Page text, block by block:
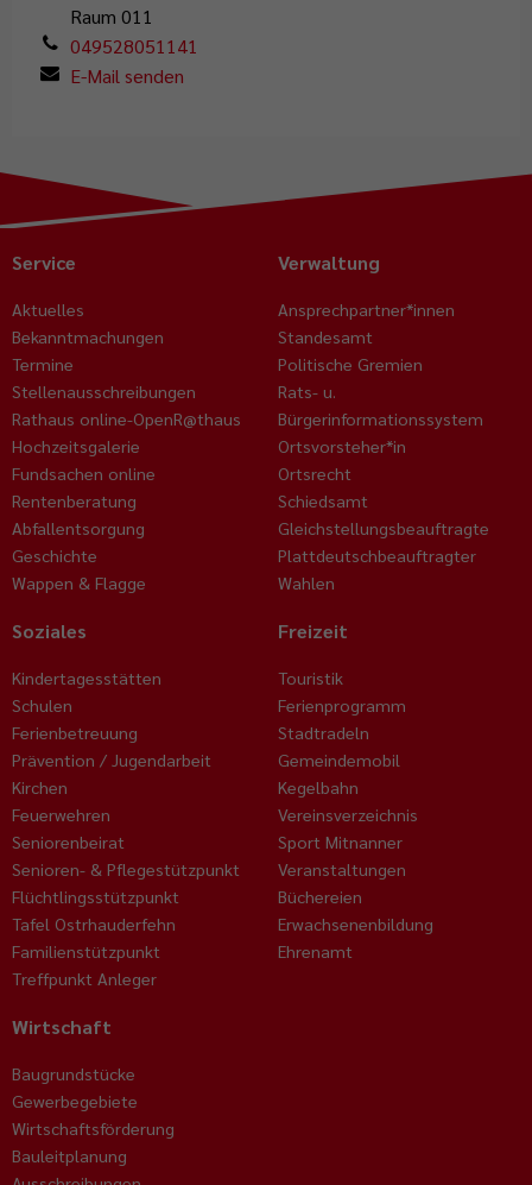
Raum 011
049528051141
E-Mail senden
Service
Aktuelles
Bekanntmachungen
Termine
Stellenausschreibungen
Rathaus online-OpenR@thaus
Hochzeitsgalerie
Fundsachen online
Rentenberatung
Abfallentsorgung
Geschichte
Wappen & Flagge
Verwaltung
Ansprechpartner*innen
Standesamt
Politische Gremien
Rats- u.
Bürgerinformationssystem
Ortsvorsteher*in
Ortsrecht
Schiedsamt
Gleichstellungsbeauftragte
Plattdeutschbeauftragter
Wahlen
Soziales
Kindertagesstätten
Schulen
Ferienbetreuung
Prävention / Jugendarbeit
Kirchen
Feuerwehren
Seniorenbeirat
Senioren- & Pflegestützpunkt
Flüchtlingsstützpunkt
Tafel Ostrhauderfehn
Familienstützpunkt
Treffpunkt Anleger
Freizeit
Touristik
Ferienprogramm
Stadtradeln
Gemeindemobil
Kegelbahn
Vereinsverzeichnis
Sport Mitnanner
Veranstaltungen
Büchereien
Erwachsenenbildung
Ehrenamt
Wirtschaft
Baugrundstücke
Gewerbegebiete
Wirtschaftsförderung
Bauleitplanung